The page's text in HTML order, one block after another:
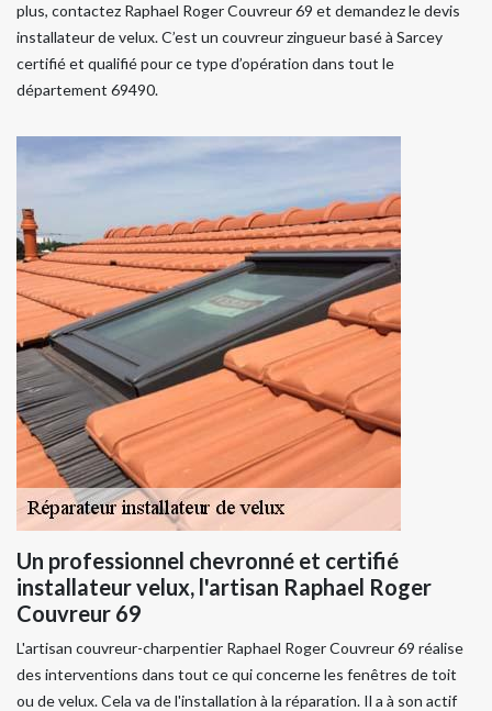
plus, contactez Raphael Roger Couvreur 69 et demandez le devis
installateur de velux. C’est un couvreur zingueur basé à Sarcey
certifié et qualifié pour ce type d’opération dans tout le
département 69490.
Un professionnel chevronné et certifié
installateur velux, l'artisan Raphael Roger
Couvreur 69
L'artisan couvreur-charpentier Raphael Roger Couvreur 69 réalise
des interventions dans tout ce qui concerne les fenêtres de toit
ou de velux. Cela va de l'installation à la réparation. Il a à son actif